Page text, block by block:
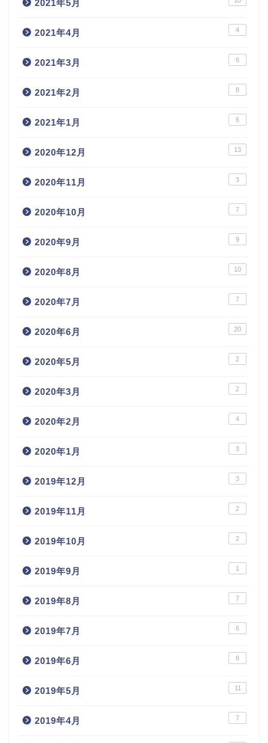
2021年5月
2021年4月 4
2021年3月 6
2021年2月 8
2021年1月 6
2020年12月 13
2020年11月 3
2020年10月 7
2020年9月 9
2020年8月 10
2020年7月 7
2020年6月 20
2020年5月 2
2020年3月 2
2020年2月 4
2020年1月 3
2019年12月 3
2019年11月 2
2019年10月 2
2019年9月 1
2019年8月 7
2019年7月 6
2019年6月 8
2019年5月 11
2019年4月 7